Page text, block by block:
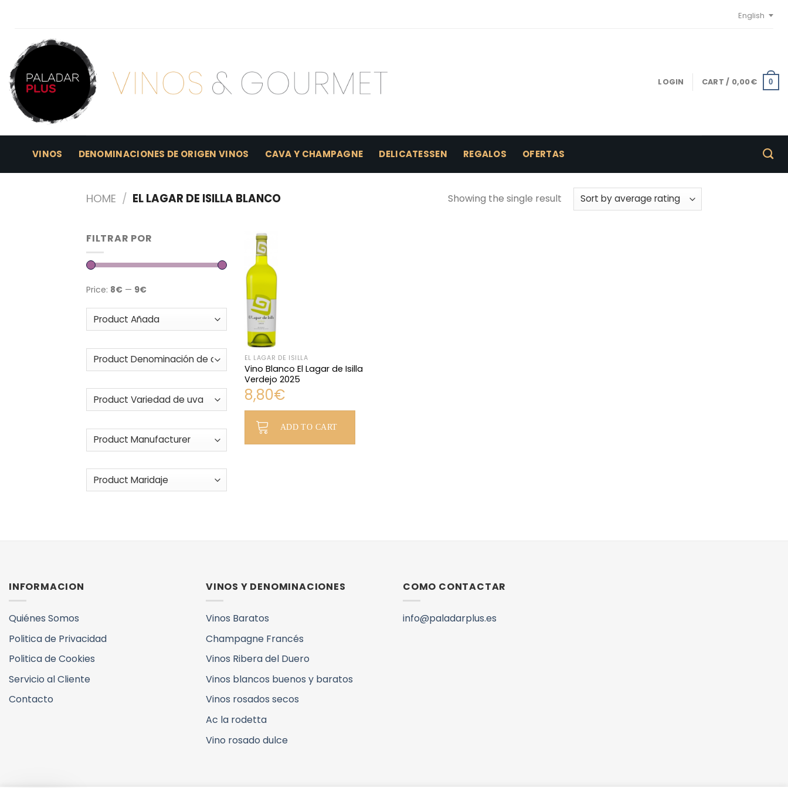
English
LOGIN CART / 0,00€ 0
VINOS DENOMINACIONES DE ORIGEN VINOS CAVA Y CHAMPAGNE DELICATESSEN REGALOS OFERTAS
HOME / EL LAGAR DE ISILLA BLANCO Showing the single result
FILTRAR POR
Price: 8€ — 9€
EL LAGAR DE ISILLA
Vino Blanco El Lagar de Isilla
Verdejo 2025
8,80€
ADD TO CART
INFORMACION
Quiénes Somos
Politica de Privacidad
Politica de Cookies
Servicio al Cliente
Contacto
VINOS Y DENOMINACIONES
Vinos Baratos
Champagne Francés
Vinos Ribera del Duero
Vinos blancos buenos y baratos
Vinos rosados secos
Ac la rodetta
Vino rosado dulce
COMO CONTACTAR
info@paladarplus.es